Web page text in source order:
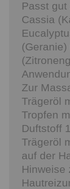
Passt
Cassia
Zur
Trägeröl
Tropfen
Duftstoff
Trägeröl
auf der
Hinweise